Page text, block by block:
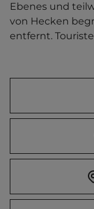
Ebenes und
von Hecken
entfernt.